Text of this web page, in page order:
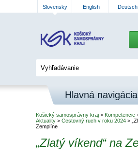
Slovensky English Deutsch
Hlavná navigácia
Košický samosprávny kraj > Kompetencie
Aktuality > Cestovný ruch v roku 2024 >
Zemplíne
„Zlatý víkend“ na